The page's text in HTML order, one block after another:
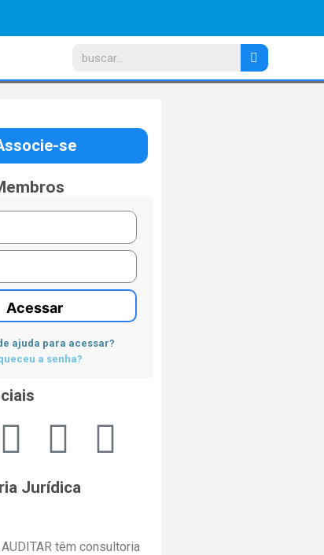
se
Acessar
ajuda para acessar?
a senha?
Jurídica
têm consultoria